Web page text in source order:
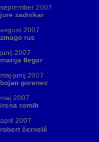
september 2007
jure zadnikar
avgust 2007
zmago rus
junij 2007
marija flegar
maj-junij 2007
bojan gorenec
maj 2007
irena romih
april 2007
robert černelč